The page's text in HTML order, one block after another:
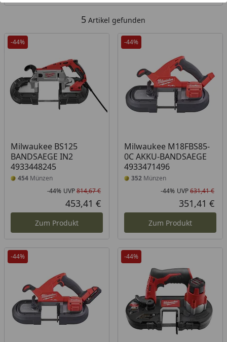
5 Artikel gefunden
-44%
Milwaukee BS125
BANDSAEGE IN2
4933448245
454 Münzen
Rabatt in Prozent
-44%
Ursprünglicher Preis
UVP814,67 €
Aktueller Preis
453,41 €
Zum Produkt
-44%
Milwaukee M18FBS85-
0C AKKU-BANDSAEGE
4933471496
352Münzen
-44% UVP631,41 €
351,41 €
Zum Produkt
-44% -44%